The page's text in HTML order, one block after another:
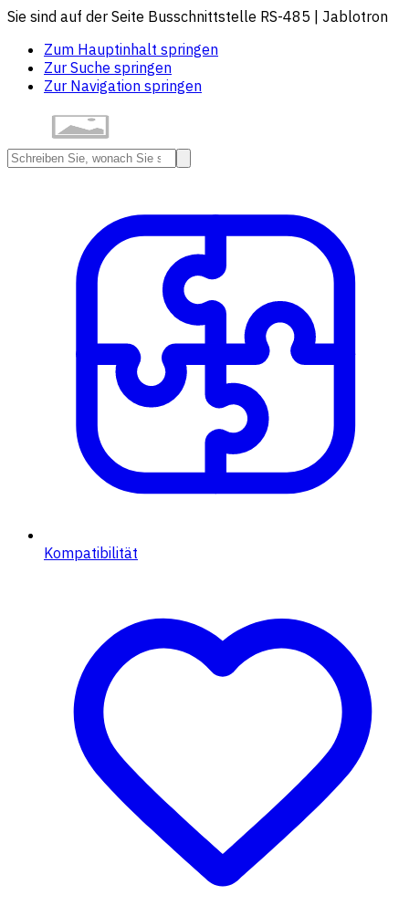
Sie sind auf der Seite Busschnittstelle RS-485 | Jablotron
Zum Hauptinhalt springen
Zur Suche springen
Zur Navigation springen
Kompatibilität